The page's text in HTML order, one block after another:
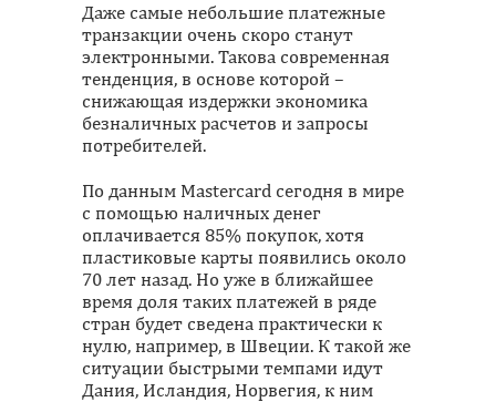
Даже самые небольшие платежные
транзакции очень скоро станут
электронными. Такова современная
тенденция, в основе которой –
снижающая издержки экономика
безналичных расчетов и запросы
потребителей.
По данным Mastercard сегодня в мире
с помощью наличных денег
оплачивается 85% покупок, хотя
пластиковые карты появились около
70 лет назад. Но уже в ближайшее
время доля таких платежей в ряде
стран будет сведена практически к
нулю, например, в Швеции. К такой же
ситуации быстрыми темпами идут
Дания, Исландия, Норвегия, к ним